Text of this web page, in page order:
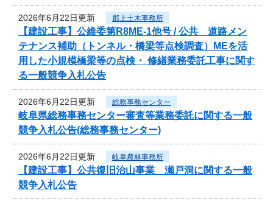
2026年6月22日更新 郡上土木事務所
【建設工事】公維委第R8ME-1他号 / 公共 道路メン
テナンス補助（トンネル・橋梁等点検調査）MEを活
用した小規模橋梁等の点検・ 修繕業務委託工事に関す
る一般競争入札公告
2026年6月22日更新 総務事務センター
岐阜県総務事務センター審査等業務委託に関する一般
競争入札公告(総務事務センター)
2026年6月22日更新 岐阜農林事務所
【建設工事】公共復旧治山事業 瀬戸洞に関する一般
競争入札公告